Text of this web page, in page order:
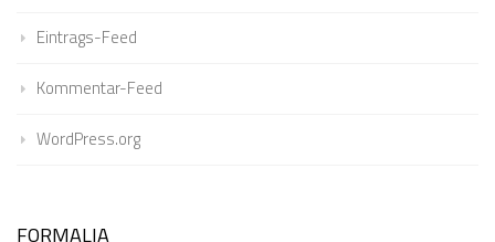
Eintrags-Feed
Kommentar-Feed
WordPress.org
FORMALIA